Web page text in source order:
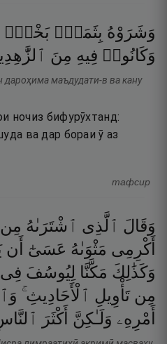
وَشَرَوْهُ بِثَمَنٍۭ بَخْسٍۢ
وَكَانُوا۟ فِيهِ مِنَ
маъдудати-в ва кану
ночиз бифурӯхтанд:
ва дар бораи ӯ аз
тафсир
وَقَالَ ٱلَّذِى ٱشْتَرَىٰهُ مِن
أَكْرِمِى مَثْوَىٰهُ عَسَىٰٓ أَن
وَكَذَٰلِكَ مَكَّنَّا لِيُوسُفَ فِى
مِن تَأْوِيلِ ٱلْأَحَادِيثِ ۚ
أَمْرِهِۦ وَلَـٰكِنَّ أَكْثَرَ